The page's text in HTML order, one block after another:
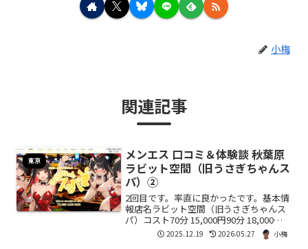
小梅
関連記事
東京
メンエス 口コミ＆体験談 秋葉原
ラビット空間（旧うさぎちゃんス
パ）②
2回目です。率直に良かったです。基本情
報店名ラビット空間（旧うさぎちゃんス
パ）コスト70分 15,000円90分 18,000円
オプションMB 5,000円洗体 2,000円受
付対応TELLINEWEB予約立地秋葉原駅 昭
2025.12.19 2026.05.27 小梅